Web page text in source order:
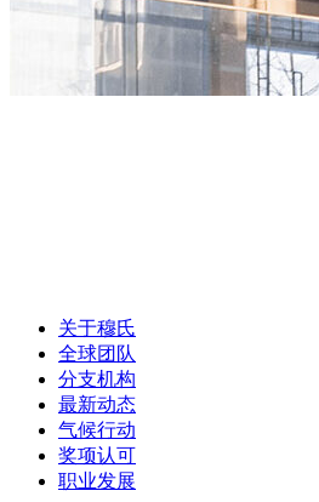
关于穆氏
全球团队
分支机构
最新动态
气候行动
奖项认可
职业发展